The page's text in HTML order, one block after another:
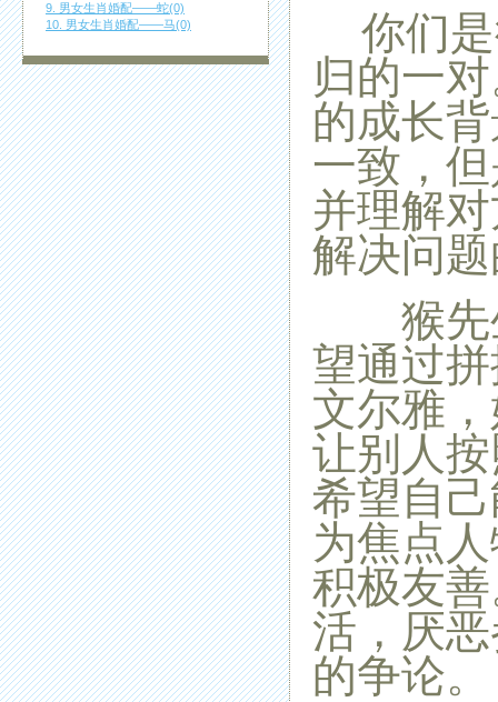
9. 男女生肖婚配——蛇(0)
10. 男女生肖婚配——马(0)
你们是
归的一
的成长
一致，
并理解
解决问
猴先生
望通过
文尔雅
让别人
希望自
为焦点
积极友
活，厌
的争论。